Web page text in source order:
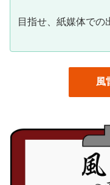
目指せ、紙媒体での
風